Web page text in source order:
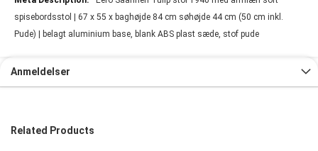
spisebordsstol | 67 x 55 x baghøjde 84 cm søhøjde 44 cm (50 cm inkl.
Pude) | belagt aluminium base, blank ABS plast sæde, stof pude
Anmeldelser
Related Products